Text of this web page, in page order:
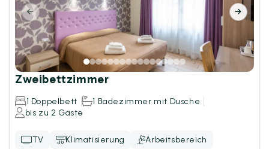
Zweibettzimmer
1 Doppelbett
1 Badezimmer mit Dusche
bis zu 2 Gäste
TV Klimatisierung
Arbeitsbereich